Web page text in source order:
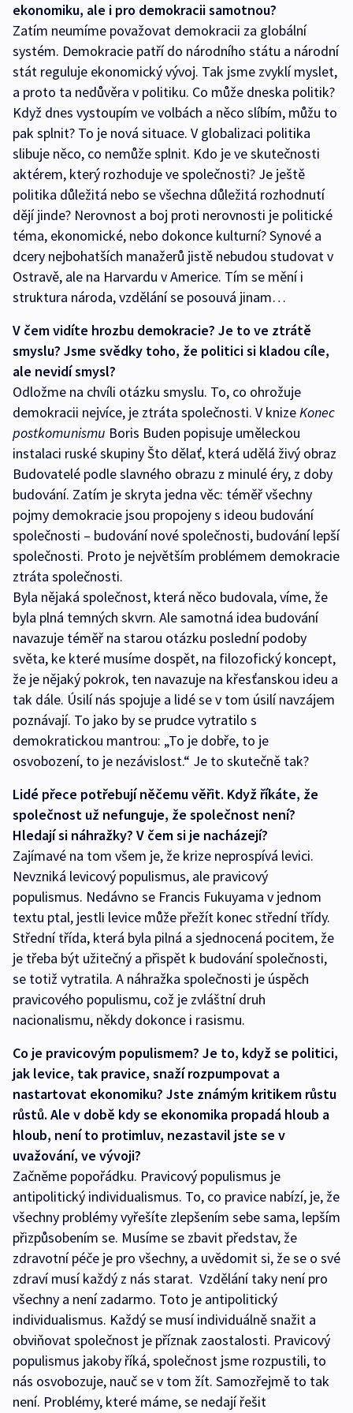
ekonomiku, ale i pro demokracii samotnou?
Zatím neumíme považovat demokracii za globální
systém. Demokracie patří do národního státu a národní
stát reguluje ekonomický vývoj. Tak jsme zvyklí myslet,
a proto ta nedůvěra v politiku. Co může dneska politik?
Když dnes vystoupím ve volbách a něco slíbím, můžu to
pak splnit? To je nová situace. V globalizaci politika
slibuje něco, co nemůže splnit. Kdo je ve skutečnosti
aktérem, který rozhoduje ve společnosti? Je ještě
politika důležitá nebo se všechna důležitá rozhodnutí
dějí jinde? Nerovnost a boj proti nerovnosti je politické
téma, ekonomické, nebo dokonce kulturní? Synové a
dcery nejbohatších manažerů jistě nebudou studovat v
Ostravě, ale na Harvardu v Americe. Tím se mění i
struktura národa, vzdělání se posouvá jinam…
V čem vidíte hrozbu demokracie? Je to ve ztrátě
smyslu? Jsme svědky toho, že politici si kladou cíle,
ale nevidí smysl?
Odložme na chvíli otázku smyslu. To, co ohrožuje
demokracii nejvíce, je ztráta společnosti. V knizeKonec
postkomunismu Boris Buden popisuje uměleckou
instalaci ruské skupiny Što dělať, která udělá živý obraz
Budovatelé podle slavného obrazu z minulé éry, z doby
budování. Zatím je skryta jedna věc: téměř všechny
pojmy demokracie jsou propojeny s ideou budování
společnosti – budování nové společnosti, budování lepší
společnosti. Proto je největším problémem demokracie
ztráta společnosti.
Byla nějaká společnost, která něco budovala, víme, že
byla plná temných skvrn. Ale samotná idea budování
navazuje téměř na starou otázku poslední podoby
světa, ke které musíme dospět, na filozofický koncept,
že je nějaký pokrok, ten navazuje na křesťanskou ideu a
tak dále. Úsilí nás spojuje a lidé se v tom úsilí navzájem
poznávají. To jako by se prudce vytratilo s
demokratickou mantrou: „To je dobře, to je
osvobození, to je nezávislost.“ Je to skutečně tak?
Lidé přece potřebují něčemu věřit. Když říkáte, že
společnost už nefunguje, že společnost není?
Hledají si náhražky? V čem si je nacházejí?
Zajímavé na tom všem je, že krize neprospívá levici.
Nevzniká levicový populismus, ale pravicový
populismus. Nedávno se Francis Fukuyama v jednom
textu ptal, jestli levice může přežít konec střední třídy.
Střední třída, která byla pilná a sjednocená pocitem, že
je třeba být užitečný a přispět k budování společnosti,
se totiž vytratila. A náhražka společnosti je úspěch
pravicového populismu, což je zvláštní druh
nacionalismu, někdy dokonce i rasismu.
Co je pravicovým populismem? Je to, když se politici,
jak levice, tak pravice, snaží rozpumpovat a
nastartovat ekonomiku? Jste známým kritikem růstu
růstů. Ale v době kdy se ekonomika propadá hloub a
hloub, není to protimluv, nezastavil jste se v
uvažování, ve vývoji?
Začněme popořádku. Pravicový populismus je
antipolitický individualismus. To, co pravice nabízí, je, že
všechny problémy vyřešíte zlepšením sebe sama, lepším
přizpůsobením se. Musíme se zbavit představ, že
zdravotní péče je pro všechny, a uvědomit si, že se o své
zdraví musí každý z nás starat. Vzdělání taky není pro
všechny a není zadarmo. Toto je antipolitický
individualismus. Každý se musí individuálně snažit a
obviňovat společnost je příznak zaostalosti. Pravicový
populismus jakoby říká, společnost jsme rozpustili, to
nás osvobozuje, nauč se v tom žít. Samozřejmě to tak
není. Problémy, které máme, se nedají řešit